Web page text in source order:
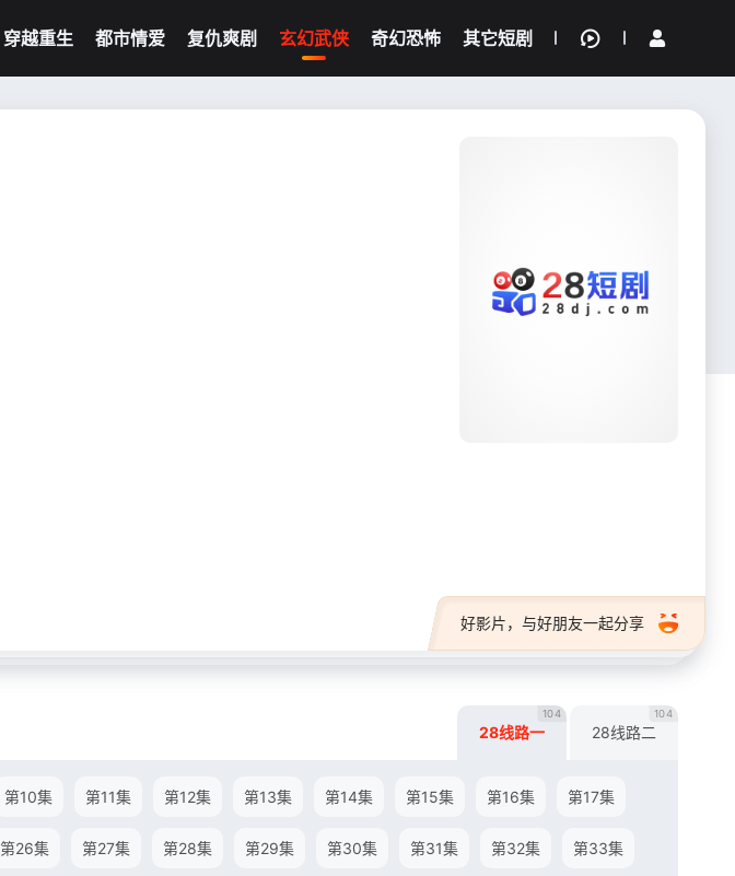
穿越重生 都市情爱 复仇爽剧 玄幻武侠 奇幻恐怖 其它短剧
我的观影记录
好影片，与好朋友一起分享
28线路一
104
28线路二
104
第10集 第11集 第12集 第13集 第14集 第15集 第16集 第17集
第26集 第27集 第28集 第29集 第30集 第31集 第32集 第33集